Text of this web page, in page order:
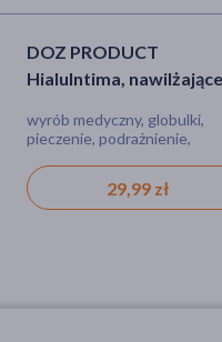
DOZ PRODUCT
HialuIntima, nawilżające
szt.
wyrób medyczny, globulki,
pieczenie, podrażnienie,
29,99 zł
Mucovagin, globulki
dopochwowe, 10 szt.
wyrób medyczny, globulki, ból,
suchość, podrażnienie,
28,99 zł